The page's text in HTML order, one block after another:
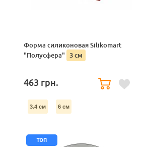
Форма силиконовая Silikomart
"Полусфера" 3 см
463 грн.
3.4 см 6 см
топ